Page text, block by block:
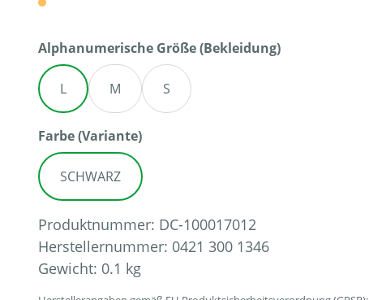
Alphanumerische Größe (Bekleidung)auswählen
L M S
Farbe (Variante)auswählen
SCHWARZ
Produktnummer: DC-100017012
Herstellernummer: 0421 300 1346
Gewicht: 0.1 kg